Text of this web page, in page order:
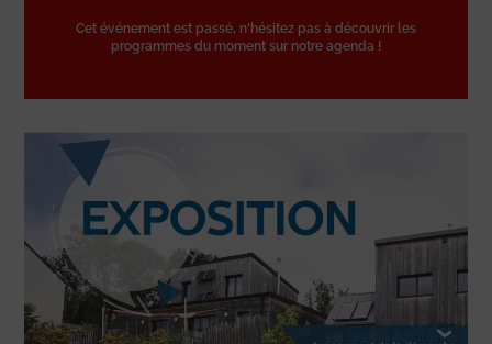
Cet événement est passé, n'hésitez pas à découvrir les
programmes du moment sur notre agenda !